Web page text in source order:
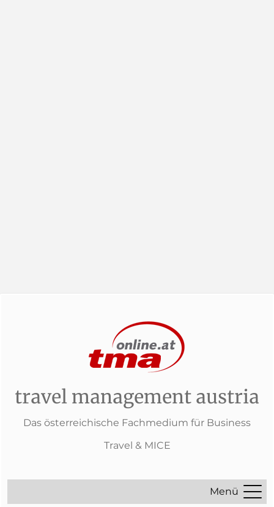
travel management austria
Das österreichische Fachmedium für Business
Travel & MICE
Menü